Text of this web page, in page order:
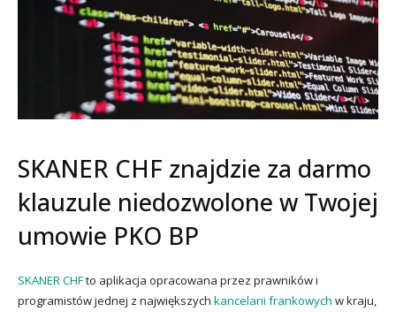
SKANER CHF znajdzie za darmo
klauzule niedozwolone w Twojej
umowie PKO BP
SKANER CHFto aplikacja opracowana przez prawników i
programistów jednej z największych kancelarii frankowych w kraju,